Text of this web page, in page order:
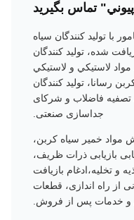
تماس بگيريد
با توليد كنندگان سياه
شده، توليد كنندگان
مواد لاستيکي و لاستيکي
رسانا، تولید کنندگان
فاضلاب و شرکای
جداسازی صنعتی.
مواد خمیر سیاه کربن،
بازیابی ذرات ظریف،
و تخلیه،ادغام بازیافت
از راه اندازی، قطعات
و خدمات پس از فروش.